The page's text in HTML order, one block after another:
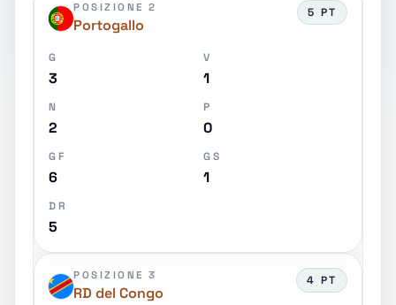
POSIZIONE 2
Portogallo
5 PT
G
3
V
1
N
2
P
0
GF
6
GS
1
DR
5
POSIZIONE 3
RD del Congo
4 PT